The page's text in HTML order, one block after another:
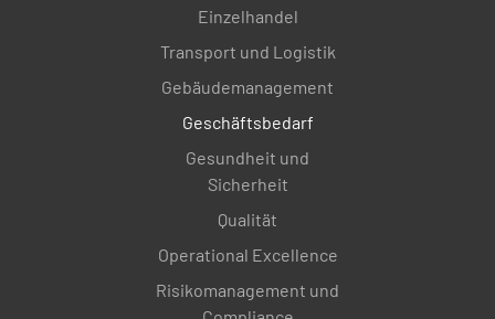
Einzelhandel
Transport und Logistik
Gebäudemanagement
Geschäftsbedarf
Gesundheit und
Sicherheit
Qualität
Operational Excellence
Risikomanagement und